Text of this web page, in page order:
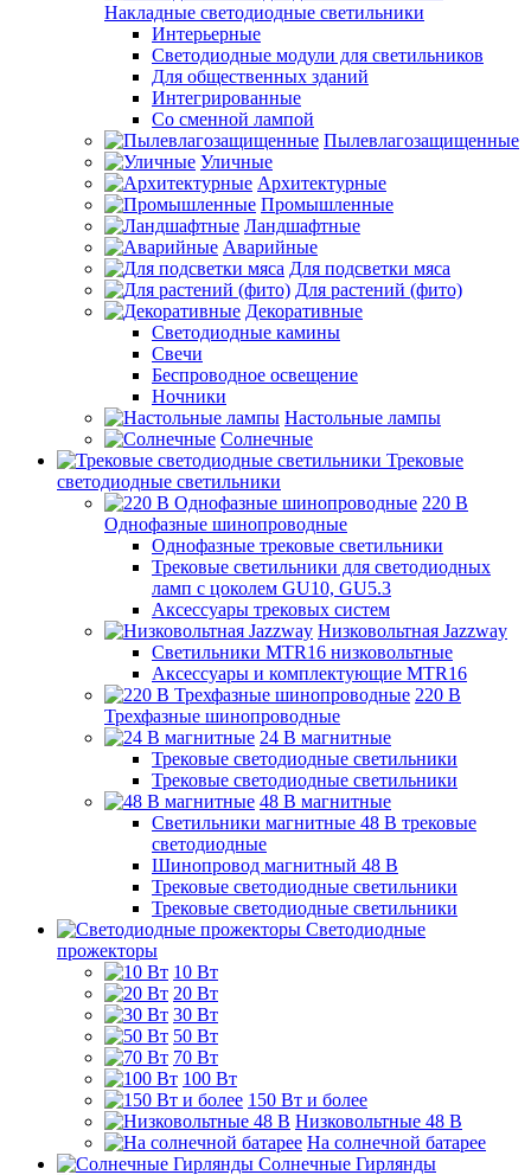
Накладные светодиодные светильники
Интерьерные
Светодиодные модули для светильников
Для общественных зданий
Интегрированные
Со сменной лампой
Пылевлагозащищенные
Уличные
Архитектурные
Промышленные
Ландшафтные
Аварийные
Для подсветки мяса
Для растений (фито)
Декоративные
Светодиодные камины
Свечи
Беспроводное освещение
Ночники
Настольные лампы
Солнечные
Трековые
светодиодные светильники
220 B
Однофазные шинопроводные
Однофазные трековые светильники
Трековые светильники для светодиодных
ламп с цоколем GU10, GU5.3
Аксессуары трековых систем
Низковольтная Jazzway
Светильники MTR16 низковольтные
Аксессуары и комплектующие MTR16
220 B
Трехфазные шинопроводные
24 B магнитные
Трековые светодиодные светильники
Трековые светодиодные светильники
48 B магнитные
Светильники магнитные 48 В трековые
светодиодные
Шинопровод магнитный 48 В
Трековые светодиодные светильники
Трековые светодиодные светильники
Светодиодные
прожекторы
10 Вт
20 Вт
30 Вт
50 Вт
70 Вт
100 Вт
150 Вт и более
Низковольтные 48 В
На солнечной батарее
Солнечные Гирлянды